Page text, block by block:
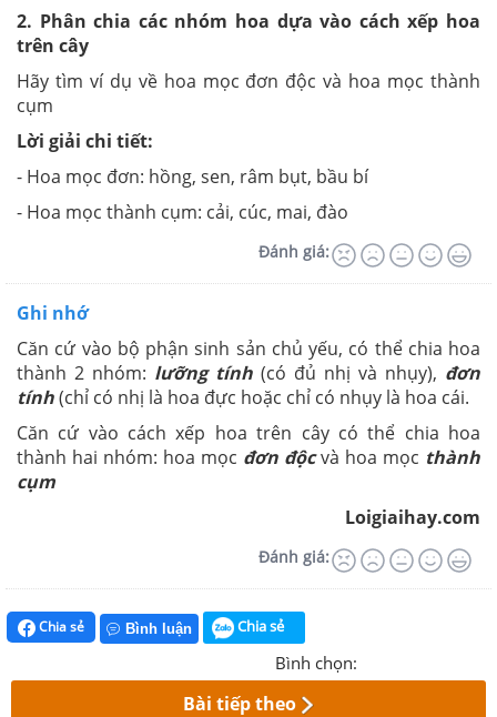
2. Phân chia các nhóm hoa dựa vào cách xếp hoa
trên cây
Hãy tìm ví dụ về hoa mọc đơn độc và hoa mọc thành
cụm
Lời giải chi tiết:
- Hoa mọc đơn: hồng, sen, râm bụt, bầu bí
- Hoa mọc thành cụm: cải, cúc, mai, đào
Đánh giá:
Ghi nhớ
Căn cứ vào bộ phận sinh sản chủ yếu, có thể chia hoa
thành 2 nhóm: lưỡng tính (có đủ nhị và nhụy), đơn
tính(chỉ có nhị là hoa đực hoặc chỉ có nhụy là hoa cái.
Căn cứ vào cách xếp hoa trên cây có thể chia hoa
thành hai nhóm: hoa mọc đơn độcvà hoa mọc thành
cụm
Loigiaihay.com
Đánh giá:
Chia sẻ Bình luận Chia sẻ
Bình chọn:
Bài tiếp theo